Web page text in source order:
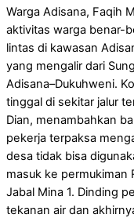
Warga Adisana, Faqih
aktivitas warga benar-
lintas di kawasan
yang mengalir dari
Adisana–Dukuhweni.
tinggal di sekitar jalur
Dian, menambahkan
pekerja terpaksa
desa tidak bisa
masuk ke permukiman
Jabal Mina 1. Dinding
tekanan air dan